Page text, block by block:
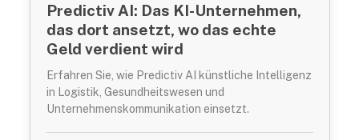
Predictiv AI: Das KI-Unternehmen,
das dort ansetzt, wo das echte
Geld verdient wird
Erfahren Sie, wie Predictiv AI künstliche Intelligenz
in Logistik, Gesundheitswesen und
Unternehmenskommunikation einsetzt.